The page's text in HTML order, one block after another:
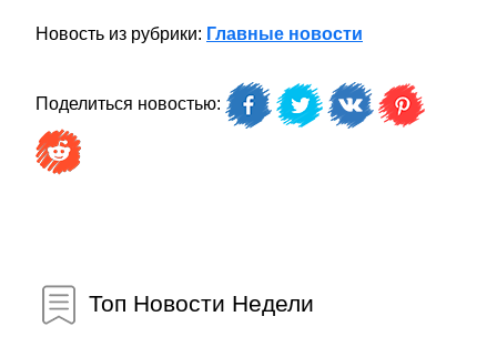
Новость из рубрики: Главные новости
Поделиться новостью:
Топ Новости Недели